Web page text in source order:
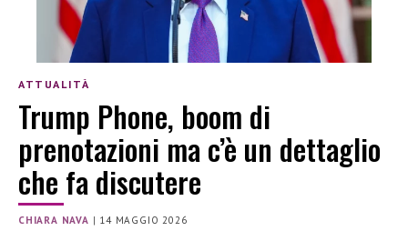
ATTUALITÀ
Trump Phone, boom di
prenotazioni ma c’è un dettaglio
che fa discutere
CHIARA NAVA | 14 MAGGIO 2026